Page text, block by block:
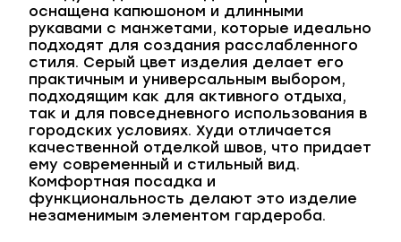
оснащена капюшоном и длинными
рукавами с манжетами, которые идеально
подходят для создания расслабленного
стиля. Серый цвет изделия делает его
практичным и универсальным выбором,
подходящим как для активного отдыха,
так и для повседневного использования в
городских условиях. Худи отличается
качественной отделкой швов, что придает
ему современный и стильный вид.
Комфортная посадка и
функциональность делают это изделие
незаменимым элементом гардероба.